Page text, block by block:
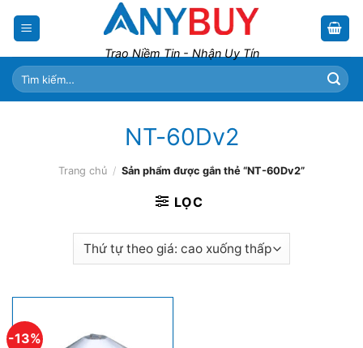
Trao Niềm Tin - Nhận Uy Tín
Tìm
kiếm:
NT-60Dv2
Trang chủ / Sản phẩm được gắn thẻ “NT-60Dv2”
LỌC
-13%